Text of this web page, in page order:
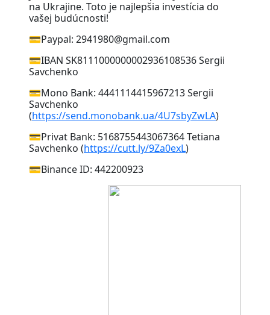
na Ukrajine. Toto je najlepšia investícia do
vašej budúcnosti!
💳Paypal: 2941980@gmail.com
💳IBAN SK8111000000002936108536 Sergii
Savchenko
💳Mono Bank: 4441114415967213 Sergii
Savchenko
(https://send.monobank.ua/4U7sbyZwLA)
💳Privat Bank: 5168755443067364 Tetiana
Savchenko (https://cutt.ly/9Za0exL)
💳Binance ID: 442200923